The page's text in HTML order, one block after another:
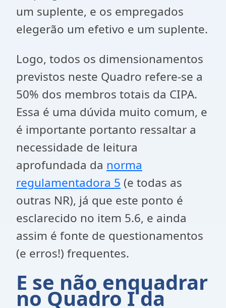
um suplente, e os empregados
elegerão um efetivo e um suplente.
Logo, todos os dimensionamentos
previstos neste Quadro refere-se a
50% dos membros totais da CIPA.
Essa é uma dúvida muito comum, e
é importante portanto ressaltar a
necessidade de leitura
aprofundada da norma
regulamentadora 5 (e todas as
outras NR), já que este ponto é
esclarecido no item 5.6, e ainda
assim é fonte de questionamentos
(e erros!) frequentes.
E se não enquadrar
no Quadro I da